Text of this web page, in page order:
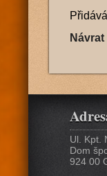
Ul. Kpt.
Dom
924 00